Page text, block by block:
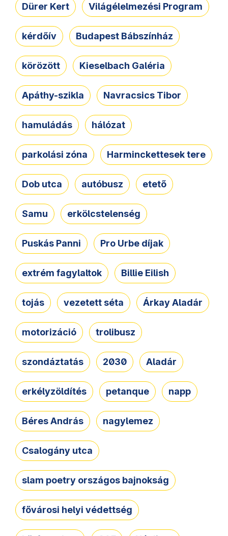
Dürer Kert Világélelmezési Program
kérdőív Budapest Bábszínház
körözött Kieselbach Galéria
Apáthy-szikla Navracsics Tibor
hamuládás hálózat
parkolási zóna Harminckettesek tere
Dob utca autóbusz etető
Samu erkölcstelenség
Puskás Panni Pro Urbe díjak
extrém fagylaltok Billie Eilish
tojás vezetett séta Árkay Aladár
motorizáció trolibusz
szondáztatás 2030 Aladár
erkélyzöldítés petanque napp
Béres András nagylemez
Csalogány utca
slam poetry országos bajnokság
fővárosi helyi védettség